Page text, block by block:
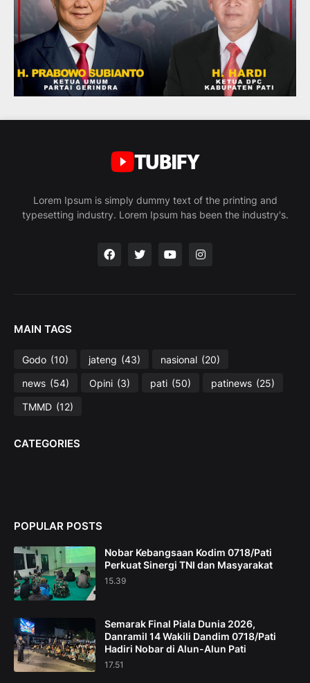
Lorem Ipsum is simply dummy text of the printing and
typesetting industry. Lorem Ipsum has been the industry's.
MAIN TAGS
Godo (10) jateng (43) nasional (20)
news (54) Opini (3) pati (50) patinews (25)
TMMD (12)
CATEGORIES
POPULAR POSTS
Nobar Kebangsaan Kodim 0718/Pati
Perkuat Sinergi TNI dan Masyarakat
15.39
Semarak Final Piala Dunia 2026,
Danramil 14 Wakili Dandim 0718/Pati
Hadiri Nobar di Alun-Alun Pati
17.51